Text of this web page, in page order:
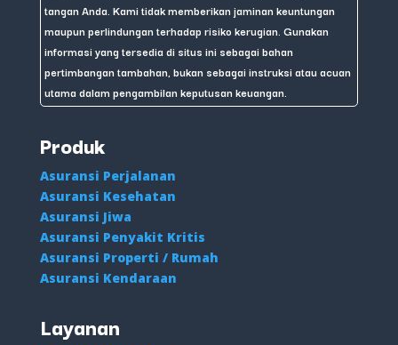
tangan Anda. Kami tidak memberikan jaminan keuntungan
maupun perlindungan terhadap risiko kerugian. Gunakan
informasi yang tersedia di situs ini sebagai bahan
pertimbangan tambahan, bukan sebagai instruksi atau acuan
utama dalam pengambilan keputusan keuangan.
Produk
Asuransi Perjalanan
Asuransi Kesehatan
Asuransi Jiwa
Asuransi Penyakit Kritis
Asuransi Properti / Rumah
Asuransi Kendaraan
Layanan